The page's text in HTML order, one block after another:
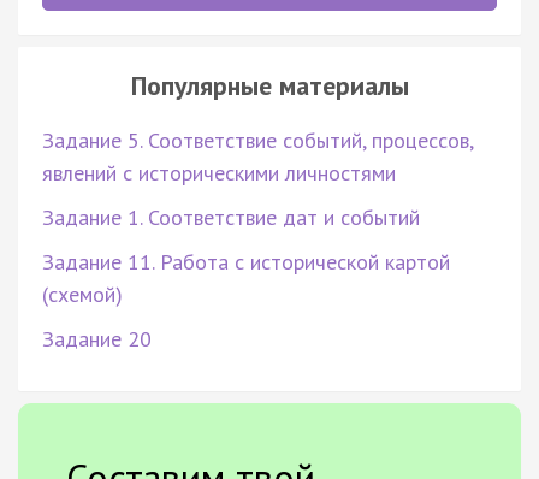
Популярные материалы
Задание 5. Соответствие событий, процессов,
явлений с историческими личностями
Задание 1. Соответствие дат и событий
Задание 11. Работа с исторической картой
(схемой)
Задание 20